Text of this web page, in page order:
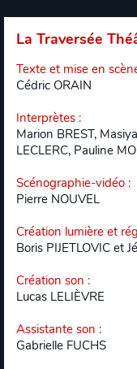
La Traversée
Texte et mise en
Cédric ORAIN
Interprètes :
Marion BREST,
LECLERC, Pauline
Scénographie-vidéo :
Pierre NOUVEL
Création lumière et
Boris PIJETLOVIC et
Création son :
Lucas LELIÈVRE
Assistante son :
Gabrielle FUCHS